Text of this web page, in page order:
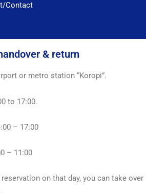
Contact
& return
or metro station “Koropi”.
to 17:00.
– 17:00
– 11:00
on that day, you can take over